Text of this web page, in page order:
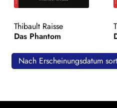
Search:
Thibault Raisse
Das Phantom
Nach Erscheinungsdatum